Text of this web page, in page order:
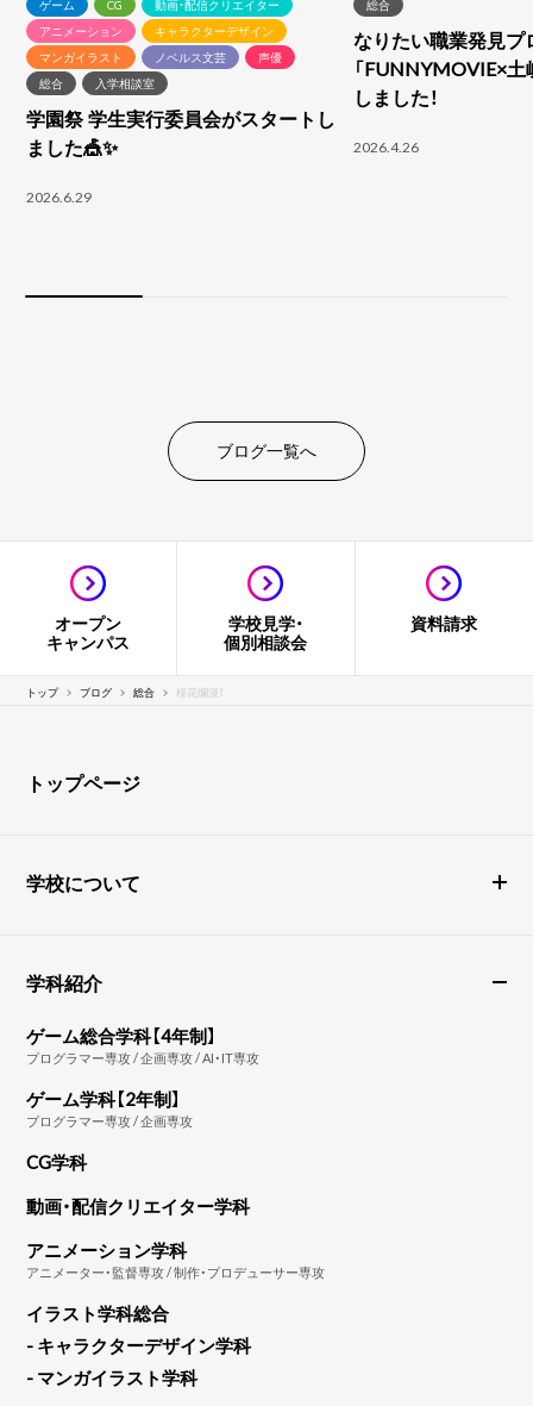
ゲーム CG
動画・配信クリエイター
アニメーション
キャラクターデザイン
マンガイラスト
ノベルス文芸
声優
総合
入学相談室
学園祭 学生実行委員会がスタートし
ました🎪✨
2026.6.29
総合
なりたい職業発見プ
「FUNNYMOVIE×土
しました！
2026.4.26
ブログ一覧へ
オープン
キャンパス
学校見学・
個別相談会
資料請求
トップ ブログ 総合 桜花爛漫！
トップページ
学校について
学科紹介
ゲーム総合学科【4年制】
プログラマー専攻 / 企画専攻 / AI・IT専攻
ゲーム学科【2年制】
プログラマー専攻 / 企画専攻
CG学科
動画・配信クリエイター学科
アニメーション学科
アニメーター・監督専攻 / 制作・プロデューサー専攻
イラスト学科総合
- キャラクターデザイン学科
- マンガイラスト学科